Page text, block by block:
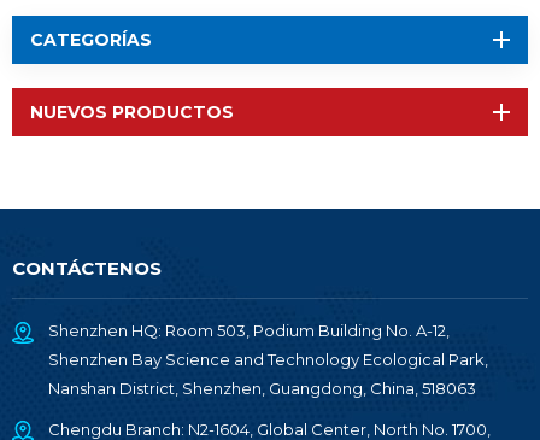
CATEGORÍAS
NUEVOS PRODUCTOS
CONTÁCTENOS
Shenzhen HQ: Room 503, Podium Building No. A-12,
Shenzhen Bay Science and Technology Ecological Park,
Nanshan District, Shenzhen, Guangdong, China, 518063
Chengdu Branch: N2-1604, Global Center, North No. 1700,